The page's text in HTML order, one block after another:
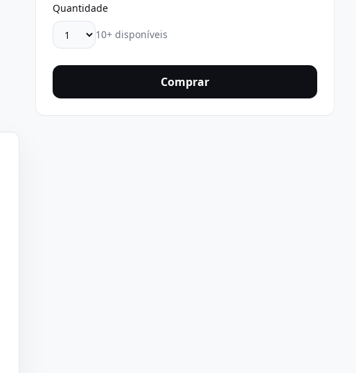
Quantidade
10+ disponíveis
Comprar